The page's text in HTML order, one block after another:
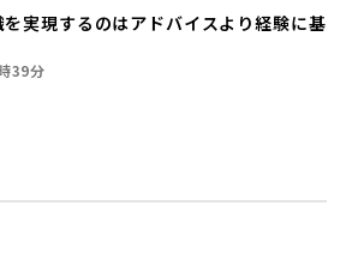
実現するのはアドバイスより経験に基
39分